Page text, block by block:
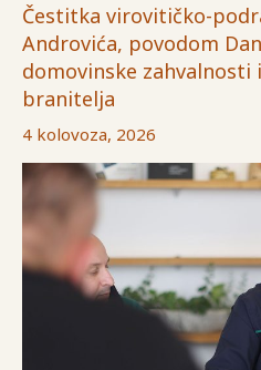
Čestitka virovitičko-
Androvića, povodom
domovinske zahvalnosti
branitelja
4 kolovoza, 2026